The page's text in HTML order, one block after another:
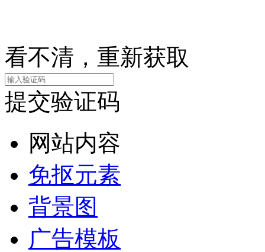
看不清，重新获取
提交验证码
网站内容
免抠元素
背景图
广告模板